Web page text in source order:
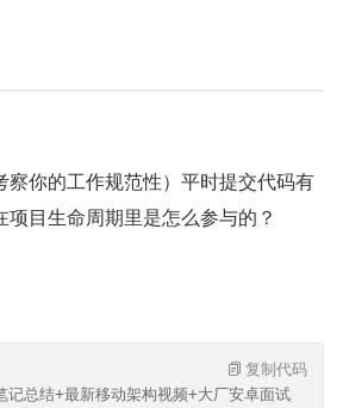
察你的工作规范性）平时提交代码有
目生命周期里是怎么参与的？
总结+最新移动架构视频+大厂安卓面试真题+
复制代码